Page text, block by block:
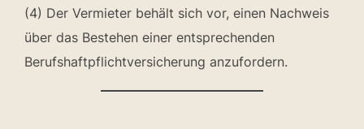
(4) Der Vermieter behält sich vor, einen Nachweis
über das Bestehen einer entsprechenden
Berufshaftpflichtversicherung anzufordern.